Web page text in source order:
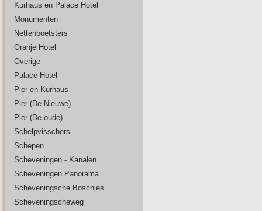
Kurhaus en Palace Hotel
Monumenten
Nettenboetsters
Oranje Hotel
Overige
Palace Hotel
Pier en Kurhaus
Pier (De Nieuwe)
Pier (De oude)
Schelpvisschers
Schepen
Scheveningen - Kanalen
Scheveningen Panorama
Scheveningsche Boschjes
Scheveningscheweg